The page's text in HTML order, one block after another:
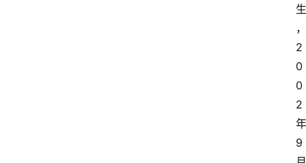
生
，
2
0
0
2
年
9